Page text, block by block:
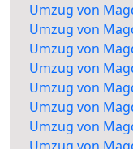
Umzug von
Umzug von
Umzug von
Umzug von
Umzug von
Umzug von
Umzug von